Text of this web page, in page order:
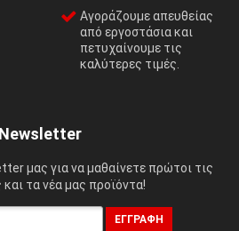
Αγοράζουμε απευθείας
από εργοστάσια και
πετυχαίνουμε τις
καλύτερες τιμές.
Newsletter
μας για να μαθαίνετε πρώτοι τις
τα νέα μας προϊόντα!
ΕΓΓΡΑΦΉ